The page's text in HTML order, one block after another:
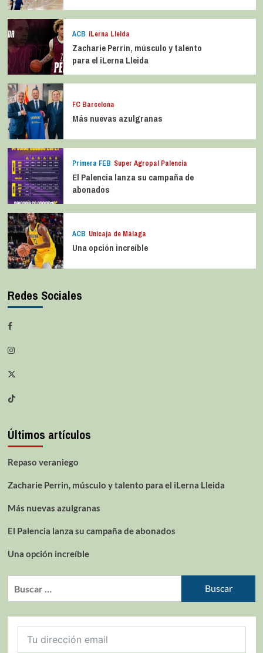
ACB iLerna Lleida
Zacharie Perrin, músculo y talento
para el iLerna Lleida
FC Barcelona
Más nuevas azulgranas
Primera FEB Super Agropal Palencia
El Palencia lanza su campaña de
abonados
ACB Unicaja de Málaga
Una opción increíble
Redes Sociales
Últimos artículos
Repaso veraniego
Zacharie Perrin, músculo y talento para el iLerna Lleida
Más nuevas azulgranas
El Palencia lanza su campaña de abonados
Una opción increíble